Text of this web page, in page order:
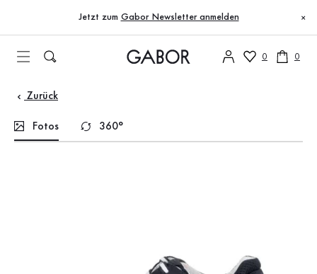
Zum Inhaltsverzeichnis
Zur Hauptnavigation
Jetzt zum Gabor Newsletter anmelden ×
0 0
Zurück
Fotos 360°